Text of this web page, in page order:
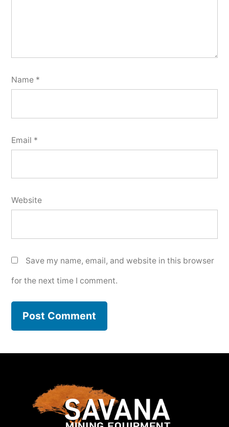
Name *
Email *
Website
Save my name, email, and website in this browser
for the next time I comment.